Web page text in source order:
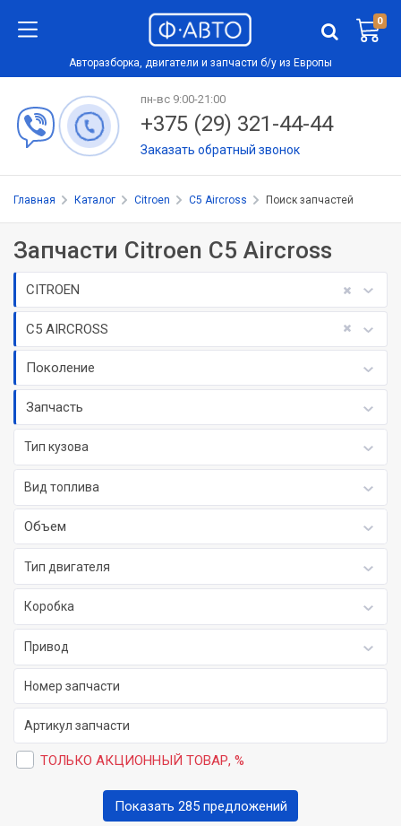
0
Авторазборка, двигатели и запчасти б/у из Европы
пн-вс 9:00-21:00
+375 (29) 321-44-44
Заказать обратный звонок
Главная Каталог Citroen C5 Aircross Поиск запчастей
Запчасти Citroen C5 Aircross
CITROEN
C5 AIRCROSS
Поколение
Запчасть
Тип кузова
Вид топлива
Объем
Тип двигателя
Коробка
Привод
ТОЛЬКО АКЦИОННЫЙ ТОВАР, %
Показать 285 предложений